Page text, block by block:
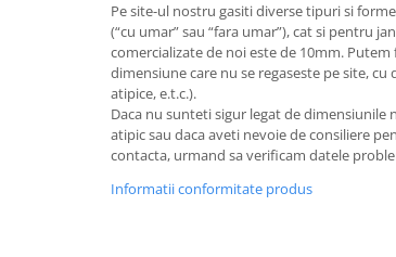
Pe site-ul nostru gasiti diverse tipuri si
(“cu umar” sau “fara umar”), cat si pentru
comercializate de noi este de 10mm.
dimensiune care nu se regaseste pe site,
atipice, e.t.c.).
Daca nu sunteti sigur legat de
atipic sau daca aveti nevoie de consiliere
contacta, urmand sa verificam datele
Informatii conformitate produs